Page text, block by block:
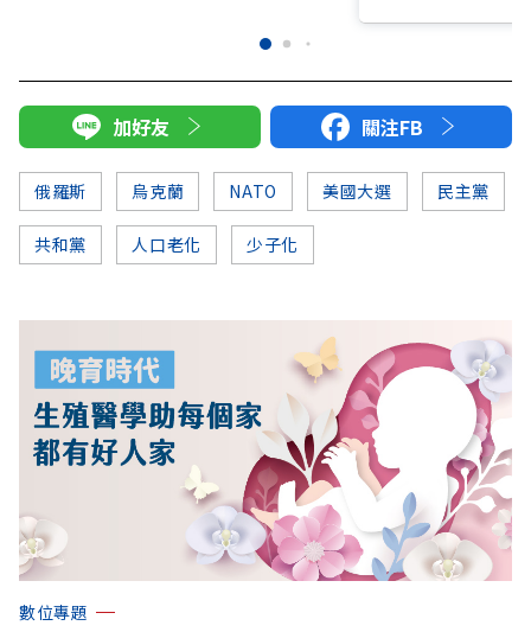
加好友 關注FB
俄羅斯 烏克蘭 NATO 美國大選 民主黨
共和黨 人口老化 少子化
數位專題